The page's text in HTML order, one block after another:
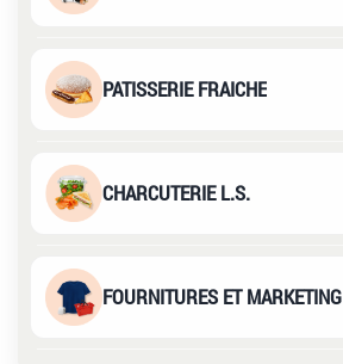
PATISSERIE FRAICHE
CHARCUTERIE L.S.
FOURNITURES ET MARKETING